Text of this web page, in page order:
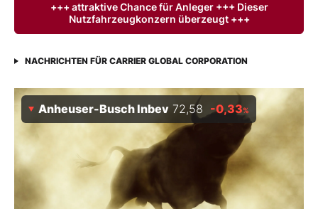
Anlageprodukte
Finanz-Check
Abo & Shop
Experten
+++ attraktive Chance für Anleger +++ Dieser
Nutzfahrzeugkonzern überzeugt +++
NACHRICHTEN FÜR CARRIER GLOBAL CORPORATION
Anheuser-Busch Inbev 72,58 -0,33%